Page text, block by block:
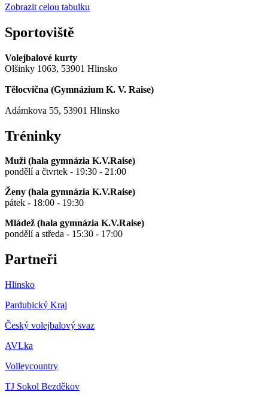
Zobrazit celou tabulku
Sportoviště
Volejbalové kurty
Olšinky 1063, 53901 Hlinsko
Tělocvična (Gymnázium K. V. Raise)
Adámkova 55, 53901 Hlinsko
Tréninky
Muži (hala gymnázia K.V.Raise)
pondělí a čtvrtek - 19:30 - 21:00
Ženy (hala gymnázia K.V.Raise)
pátek - 18:00 - 19:30
Mládež (hala gymnázia K.V.Raise)
pondělí a středa - 15:30 - 17:00
Partneři
Hlinsko
Pardubický Kraj
Český volejbalový svaz
AVLka
Volleycountry
TJ Sokol Bezděkov